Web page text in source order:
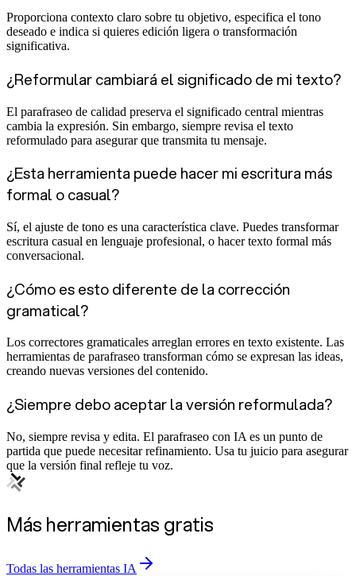
Proporciona contexto claro sobre tu objetivo, especifica el tono
deseado e indica si quieres edición ligera o transformación
significativa.
¿Reformular cambiará el significado de mi texto?
El parafraseo de calidad preserva el significado central mientras
cambia la expresión. Sin embargo, siempre revisa el texto
reformulado para asegurar que transmita tu mensaje.
¿Esta herramienta puede hacer mi escritura más
formal o casual?
Sí, el ajuste de tono es una característica clave. Puedes transformar
escritura casual en lenguaje profesional, o hacer texto formal más
conversacional.
¿Cómo es esto diferente de la corrección
gramatical?
Los correctores gramaticales arreglan errores en texto existente. Las
herramientas de parafraseo transforman cómo se expresan las ideas,
creando nuevas versiones del contenido.
¿Siempre debo aceptar la versión reformulada?
No, siempre revisa y edita. El parafraseo con IA es un punto de
partida que puede necesitar refinamiento. Usa tu juicio para asegurar
que la versión final refleje tu voz.
Más herramientas gratis
Todas las herramientas IA